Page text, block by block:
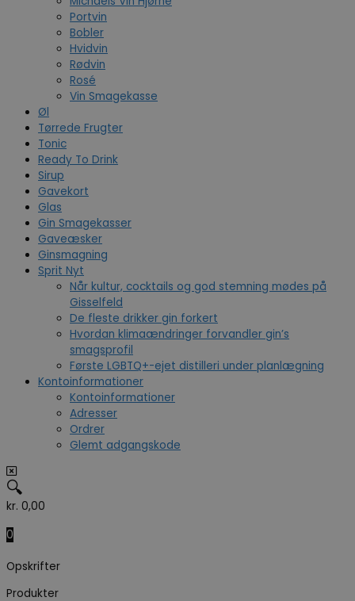
Portvin
Bobler
Hvidvin
Rødvin
Rosé
Vin Smagekasse
Øl
Tørrede Frugter
Tonic
Ready To Drink
Sirup
Gavekort
Glas
Gin Smagekasser
Gaveæsker
Ginsmagning
Sprit Nyt
Når kultur, cocktails og god stemning mødes på
Gisselfeld
De fleste drikker gin forkert
Hvordan klimaændringer forvandler gin’s
smagsprofil
Første LGBTQ+-ejet distilleri under planlægning
Kontoinformationer
Kontoinformationer
Adresser
Ordrer
Glemt adgangskode
🔍
kr. 0,00
0
Opskrifter
Produkter